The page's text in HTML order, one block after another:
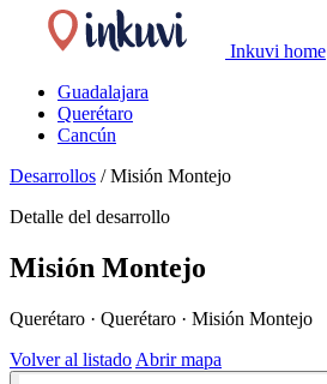
Inkuvi home
Guadalajara
Querétaro
Cancún
Desarrollos / Misión Montejo
Detalle del desarrollo
Misión Montejo
Querétaro · Querétaro · Misión Montejo
Volver al listado Abrir mapa